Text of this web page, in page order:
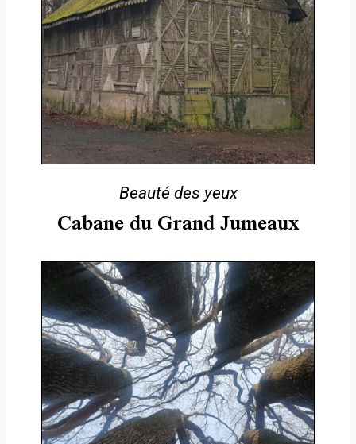
Beauté des yeux
Cabane du Grand Jumeaux